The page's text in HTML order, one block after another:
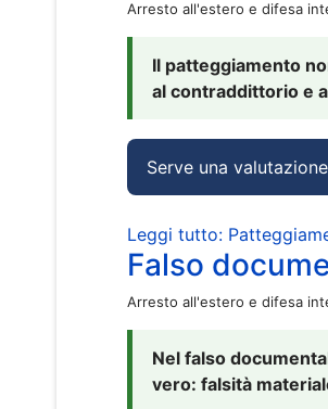
Arresto all'estero e difesa
Il patteggiamento
al contraddittorio e
Serve una
Leggi tutto:
Falso
Arresto all'estero e difesa
Nel falso
vero: falsità